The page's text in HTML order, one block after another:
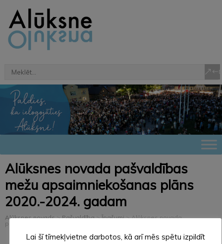
Alūksnes novada pašvaldības
mežu apsaimniekošanas plāns
2020.-2024. gadam
Alūksnes novads>Pašvaldība>Īpašumi>Alūksnes novada
pašvaldības mežu apsaimniekošanas plāns 2020.-2024. gadam
Lai šī tīmekļvietne darbotos, kā arī mēs spētu izpildīt